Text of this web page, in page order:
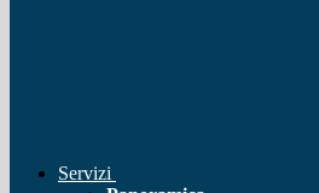
Servizi